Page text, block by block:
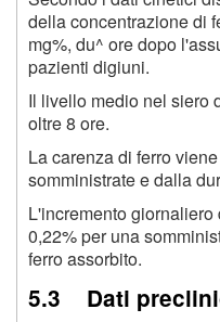
della concentrazione di
mg%, du^ ore dopo
pazienti digiuni.
Il livello medio nel siero
oltre 8 ore.
La carenza di ferro
somministrate e dalla
L'incremento giornaliero
0,22% per una
ferro assorbito.
5.3 Dati